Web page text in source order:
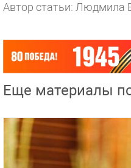
Автор статьи: Людмила
Еще материалы